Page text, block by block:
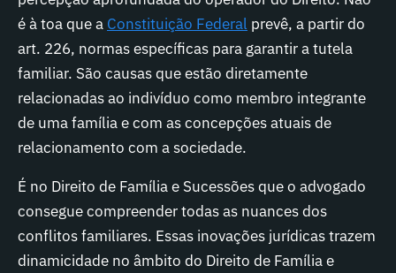
é à toa que a Constituição Federal prevê, a partir do
art. 226, normas específicas para garantir a tutela
familiar. São causas que estão diretamente
relacionadas ao indivíduo como membro integrante
de uma família e com as concepções atuais de
relacionamento com a sociedade.
É no Direito de Família e Sucessões que o advogado
consegue compreender todas as nuances dos
conflitos familiares. Essas inovações jurídicas trazem
dinamicidade no âmbito do Direito de Família e